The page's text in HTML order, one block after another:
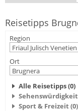
Reisetipps
Region
Ort
Alle Reisetipps (0)
Sport & Freizeit (0)